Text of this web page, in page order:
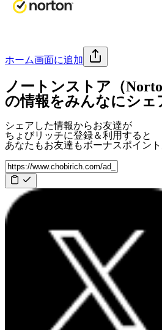
ホーム画面に追加
ノートンストア（
の情報をみんなにシェ
シェアした情報からお友達が
ちょびリッチに登録＆利用すると
あなたもお友達もボーナスポイント